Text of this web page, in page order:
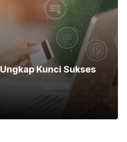
Makan Malam
Selama Satu Jam di
Kunci Sukses